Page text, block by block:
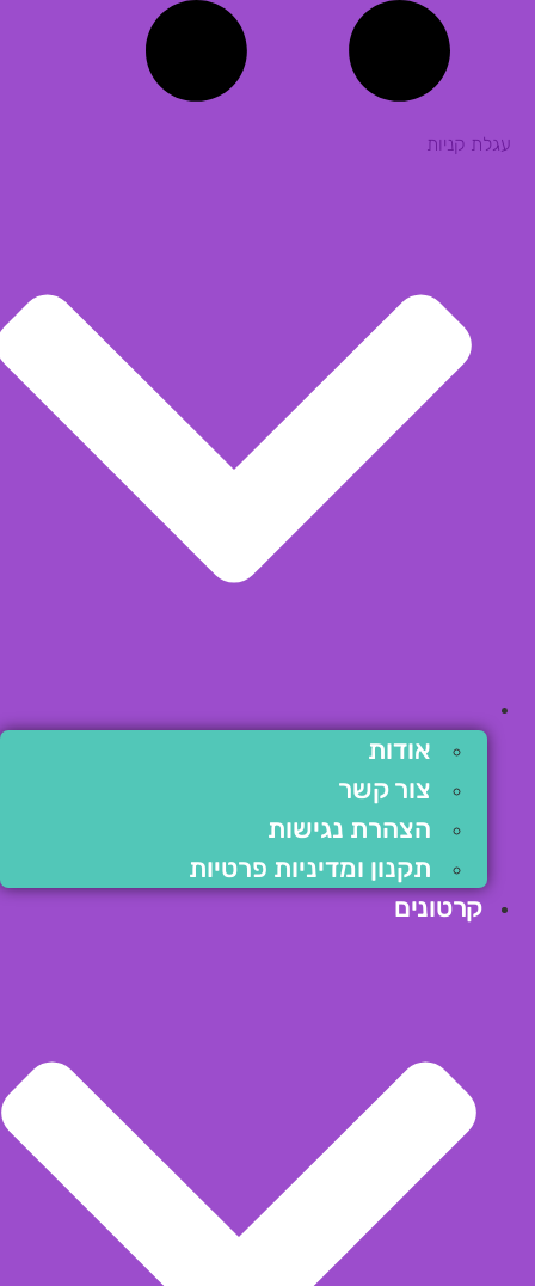
עגלת קניות
אודות
צור קשר
הצהרת נגישות
תקנון ומדיניות פרטיות
קרטונים